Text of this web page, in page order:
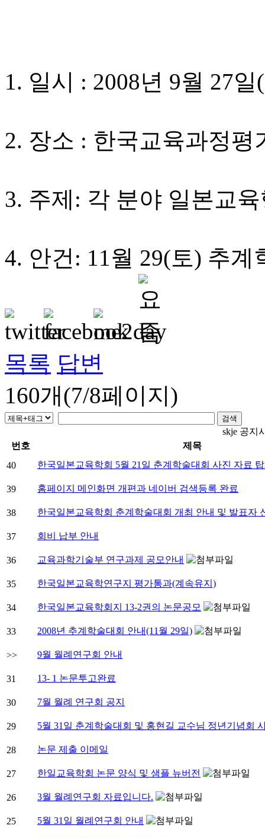
1. 일시 : 2008년 9월 27일
2. 장소 : 한국교육과정
3. 주제: 각 분야 일본교
4. 안건: 11월 29(토) 추계
목록 답변
160개(7/8페이지)
skje 공지
번호
제목
40
한국일본교육학회 5월 21일 춘계학술대회 사진 자료
39 홈페이지 메인화면 개편과 네이버 검색등록 완료
38 한국일본교육학회 춘계학술대회 개최 안내 및 발표자
37 회비 납부 안내
36 교육과학기술부 연구과제 공모안내
35 한국일본교육학연구지 평가통과(계속유지)
34 한국일본교육학회지 13-2권의 논문공모
33 2008년 추계학술대회 안내(11월 29일)
>> 9월 월례연구회 안내
31 13- 1 논문투고완료
30 7월 월례 연구회 공지
29 5월 31일 춘계학술대회 및 홍현길 교수님 정년기념회
28 논문 제출 이메일
27 한일교육학회 논문 양식 및 샘플 뉴버전
26 3월 월례연구회 자료입니다.
25 5월 31일 월례연구회 안내